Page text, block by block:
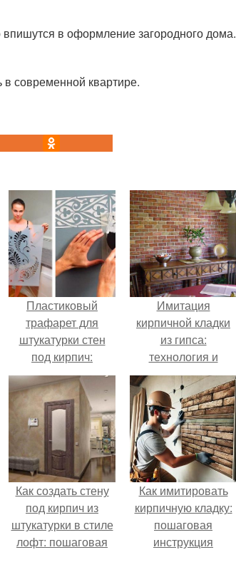
в оформление загородного дома.
в современной квартире.
Пластиковый
трафарет для
штукатурки стен
под кирпич:
пошаговая
инструкция
Имитация
кирпичной кладки
из гипса:
технология и
советы
Как создать стену
под кирпич из
штукатурки в стиле
лофт: пошаговая
Как имитировать
кирпичную кладку:
пошаговая
инструкция